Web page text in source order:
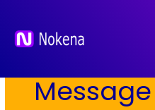
contenu
Message